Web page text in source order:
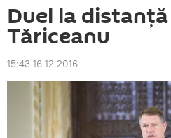
Duel la
Tăriceanu
15:43 16.12.2016